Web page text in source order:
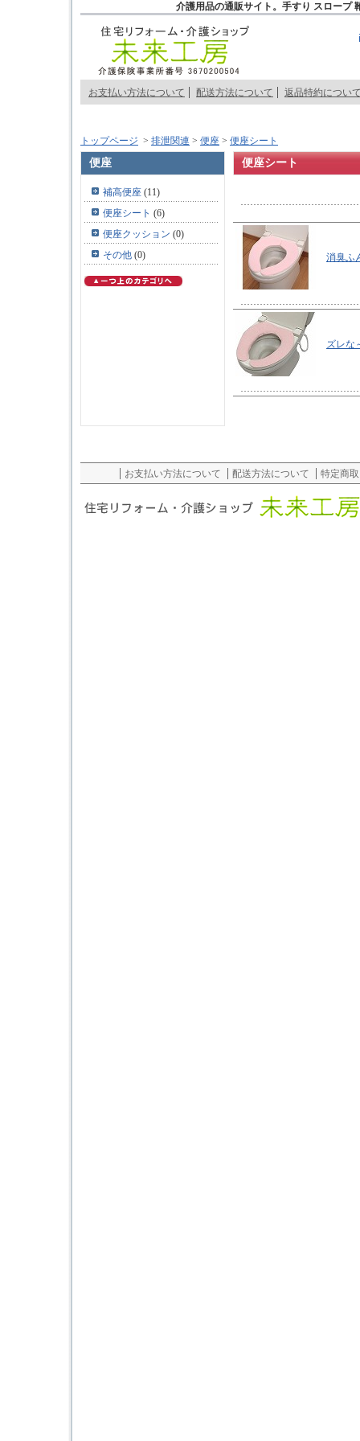
介護用品の通販サイト。手すり スロープ
お支払い方法について 配送方法について 返品特約につい
トップページ > 排泄関連 > 便座 > 便座シート
便座
補高便座 (11)
便座シート (6)
便座クッション (0)
その他 (0)
便座シート
消臭ふ
ズレな
お支払い方法について 配送方法について 特定商